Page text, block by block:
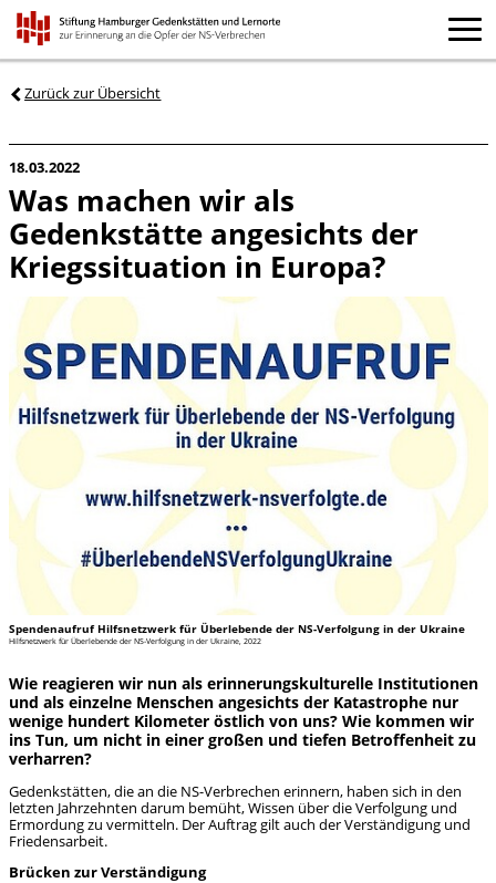
Zurück zur Übersicht
18.03.2022
Was machen wir als
Gedenkstätte angesichts der
Kriegssituation in Europa?
Spendenaufruf Hilfsnetzwerk für Überlebende der NS-Verfolgung in der Ukraine
Hilfsnetzwerk für Überlebende der NS-Verfolgung in der Ukraine, 2022
Wie reagieren wir nun als erinnerungskulturelle Institutionen
und als einzelne Menschen angesichts der Katastrophe nur
wenige hundert Kilometer östlich von uns? Wie kommen wir
ins Tun, um nicht in einer großen und tiefen Betroffenheit zu
verharren?
Gedenkstätten, die an die NS-Verbrechen erinnern, haben sich in den
letzten Jahrzehnten darum bemüht, Wissen über die Verfolgung und
Ermordung zu vermitteln. Der Auftrag gilt auch der Verständigung und
Friedensarbeit.
Brücken zur Verständigung